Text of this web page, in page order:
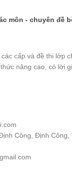
môn - chuyên đề
cấp và đề thi lớp
nâng cao, có lời
Công, Định Công,